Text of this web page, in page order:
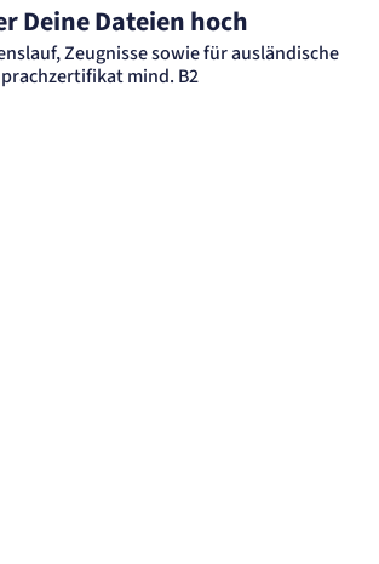
Deine Dateien hoch
Zeugnisse sowie für ausländische
mind. B2